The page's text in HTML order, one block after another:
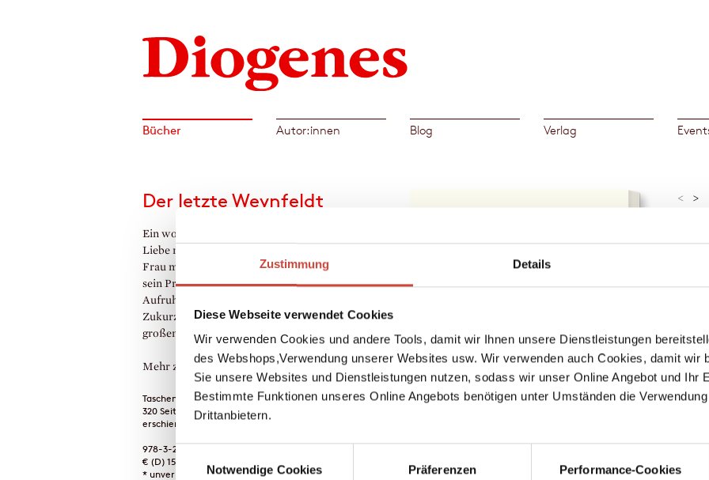
Zustimmung Details
Diese Webseite verwendet Cookies
Wir verwenden Cookies und andere Tools, damit wir Ihnen unsere Dienstleistungen
des Webshops,Verwendung unserer Websites usw. Wir verwenden auch Cookies, damit wir
Sie unsere Websites und Dienstleistungen nutzen, sodass wir unser Online Angebot und Ihr
Bestimmte Funktionen unseres Online Angebots benötigen unter Umständen die
Drittanbietern.
Einwilligungsauswahl
Notwendige Cookies
Präferenzen Performance-Cookies
Bücher Autor:innen Blog Verlag
Der letzte Weynfeldt
Ein wohlhabender Junggeselle, der sich von der
Liebe nichts mehr verspricht. Eine schöne junge
Frau mit schillernder Vergangenheit. Ein Bild und
sein Preis. Eine Auktion, die die Kunstszene in
Aufruhr versetzt – und einige
Zukurzgekommene, die teilhaben wollen am
großen Geld.
Mehr zum Inhalt
Taschenbuch
320 Seiten
erschienen am 22. September 2009
978-3-257-23933-1
€ (D) 15.00 / sFr 20.00* / € (A) 15.50
* unverb. Preisempfehlung
< >
»Ein
→